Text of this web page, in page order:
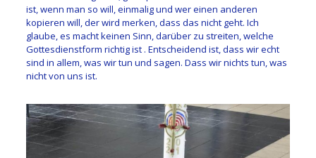
ist, wenn man so will, einmalig und wer einen anderen
kopieren will, der wird merken, dass das nicht geht. Ich
glaube, es macht keinen Sinn, darüber zu streiten, welche
Gottesdienstform richtig ist . Entscheidend ist, dass wir echt
sind in allem, was wir tun und sagen. Dass wir nichts tun, was
nicht von uns ist.